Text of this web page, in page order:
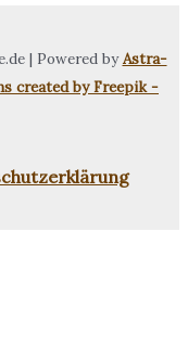
| Powered byAstra-
created by Freepik -